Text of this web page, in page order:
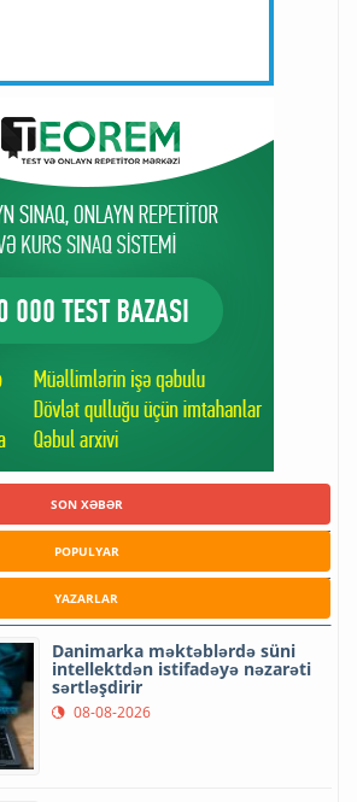
SON XƏBƏR
POPULYAR
YAZARLAR
Danimarka məktəblərdə süni
intellektdən istifadəyə nəzarəti
sərtləşdirir
08-08-2026